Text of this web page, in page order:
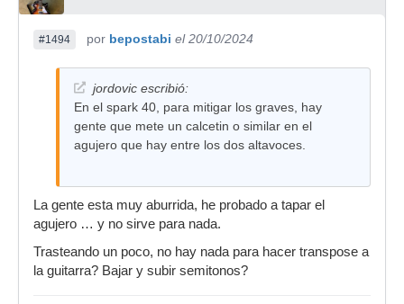
#1494 por bepostabi el 20/10/2024
jordovic escribió:
En el spark 40, para mitigar los graves, hay
gente que mete un calcetin o similar en el
agujero que hay entre los dos altavoces.
La gente esta muy aburrida, he probado a tapar el
agujero … y no sirve para nada.
Trasteando un poco, no hay nada para hacer transpose a
la guitarra? Bajar y subir semitonos?